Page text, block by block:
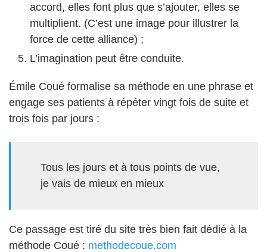
accord, elles font plus que s’ajouter, elles se
multiplient. (C’est une image pour illustrer la
force de cette alliance) ;
L’imagination peut être conduite.
Émile Coué formalise sa méthode en une phrase et
engage ses patients à répéter vingt fois de suite et
trois fois par jours :
Tous les jours et à tous points de vue,
je vais de mieux en mieux
Ce passage est tiré du site très bien fait dédié à la
méthode Coué : methodecoue.com